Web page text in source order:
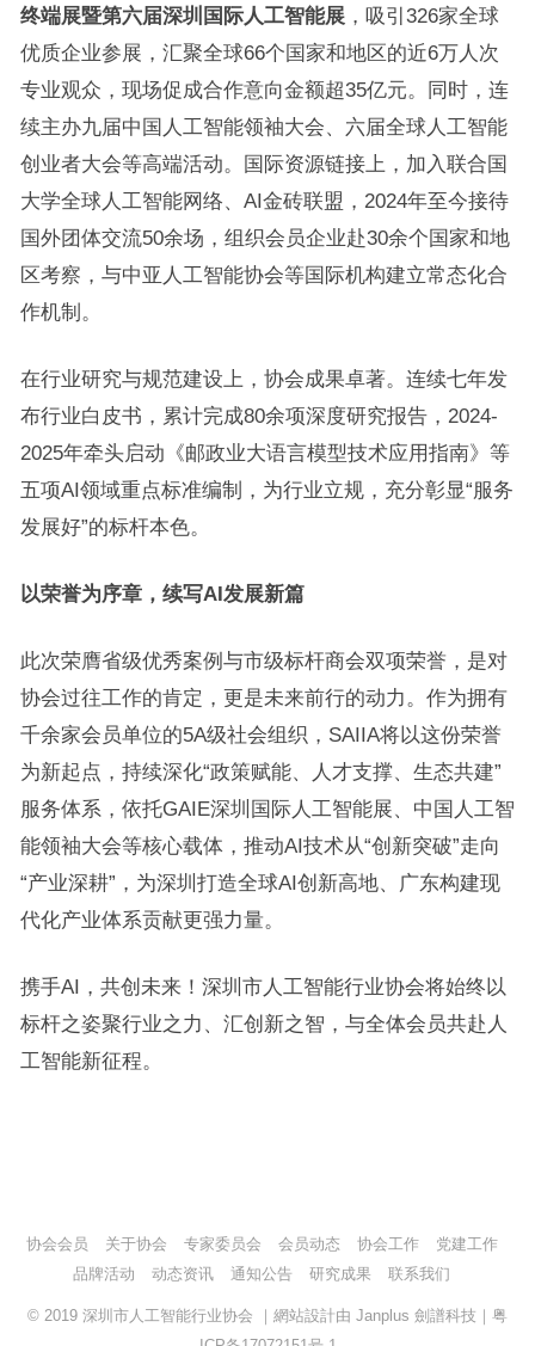
终端展暨第六届深圳国际人工智能展，吸引326家全球
优质企业参展，汇聚全球66个国家和地区的近6万人次
专业观众，现场促成合作意向金额超35亿元。同时，连
续主办九届中国人工智能领袖大会、六届全球人工智能
创业者大会等高端活动。国际资源链接上，加入联合国
大学全球人工智能网络、AI金砖联盟，2024年至今接待
国外团体交流50余场，组织会员企业赴30余个国家和地
区考察，与中亚人工智能协会等国际机构建立常态化合
作机制。
在行业研究与规范建设上，协会成果卓著。连续七年发
布行业白皮书，累计完成80余项深度研究报告，2024-
2025年牵头启动《邮政业大语言模型技术应用指南》等
五项AI领域重点标准编制，为行业立规，充分彰显“服务
发展好”的标杆本色。
以荣誉为序章，续写AI发展新篇
此次荣膺省级优秀案例与市级标杆商会双项荣誉，是对
协会过往工作的肯定，更是未来前行的动力。作为拥有
千余家会员单位的5A级社会组织，SAIIA将以这份荣誉
为新起点，持续深化“政策赋能、人才支撑、生态共建”
服务体系，依托GAIE深圳国际人工智能展、中国人工智
能领袖大会等核心载体，推动AI技术从“创新突破”走向
“产业深耕”，为深圳打造全球AI创新高地、广东构建现
代化产业体系贡献更强力量。
携手AI，共创未来！深圳市人工智能行业协会将始终以
标杆之姿聚行业之力、汇创新之智，与全体会员共赴人
工智能新征程。
协会会员 关于协会 专家委员会 会员动态 协会工作
党建工作
品牌活动
动态资讯 通知公告 研究成果 联系我们
© 2019 深圳市人工智能行业协会 ｜網站設計由 Janplus 劍譜科技
粤